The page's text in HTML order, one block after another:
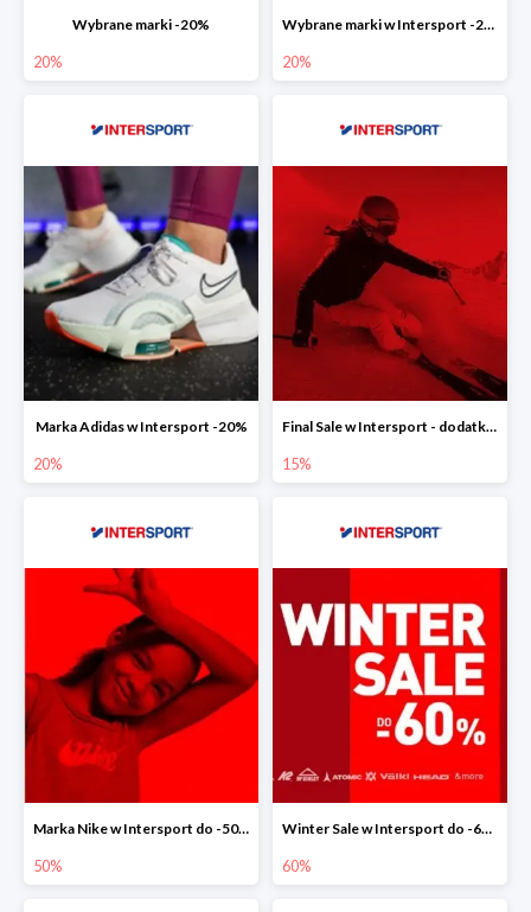
Wybrane marki -20%
20%
Wybrane marki w Intersport -20%
20%
Marka Adidas w Intersport -20%
20%
Final Sale w Intersport - dodatkowe -15% rabatu
15%
Marka Nike w Intersport do -50%
50%
Winter Sale w Intersport do -60%
60%